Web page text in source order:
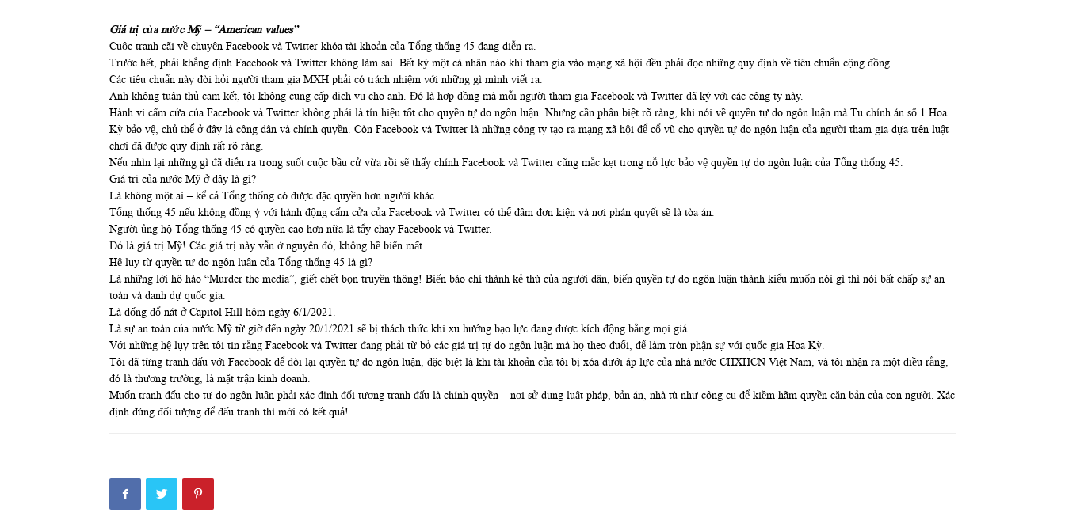
Giá trị của nước Mỹ – “American values”
Cuộc tranh cãi về chuyện Facebook và Twitter khóa tài khoản của Tổng thống 45 đang diễn ra.
Trước hết, phải khẳng định Facebook và Twitter không làm sai. Bất kỳ một cá nhân nào khi tham gia vào mạng xã hội đều phải đọc những quy định về tiêu chuẩn cộng đồng.
Các tiêu chuẩn này đòi hỏi người tham gia MXH phải có trách nhiệm với những gì mình viết ra.
Anh không tuân thủ cam kết, tôi không cung cấp dịch vụ cho anh. Đó là hợp đồng mà mỗi người tham gia Facebook và Twitter đã ký với các công ty này.
Hành vi cấm cửa của Facebook và Twitter không phải là tín hiệu tốt cho quyền tự do ngôn luận. Nhưng cần phân biệt rõ ràng, khi nói về quyền tự do ngôn luận mà Tu chính án số 1 Hoa
Kỳ bảo vệ, chủ thể ở đây là công dân và chính quyền. Còn Facebook và Twitter là những công ty tạo ra mạng xã hội để cổ vũ cho quyền tự do ngôn luận của người tham gia dựa trên luật
chơi đã được quy định rất rõ ràng.
Nếu nhìn lại những gì đã diễn ra trong suốt cuộc bầu cử vừa rồi sẽ thấy chính Facebook và Twitter cũng mắc kẹt trong nỗ lực bảo vệ quyền tự do ngôn luận của Tổng thống 45.
Giá trị của nước Mỹ ở đây là gì?
Là không một ai – kể cả Tổng thống có được đặc quyền hơn người khác.
Tổng thống 45 nếu không đồng ý với hành động cấm cửa của Facebook và Twitter có thể đâm đơn kiện và nơi phán quyết sẽ là tòa án.
Người ủng hộ Tổng thống 45 có quyền cao hơn nữa là tẩy chay Facebook và Twitter.
Đó là giá trị Mỹ! Các giá trị này vẫn ở nguyên đó, không hề biến mất.
Hệ lụy từ quyền tự do ngôn luận của Tổng thống 45 là gì?
Là những lời hô hào “Murder the media”, giết chết bọn truyền thông! Biến báo chí thành kẻ thù của người dân, biến quyền tự do ngôn luận thành kiểu muốn nói gì thì nói bất chấp sự an
toàn và danh dự quốc gia.
Là đống đổ nát ở Capitol Hill hôm ngày 6/1/2021.
Là sự an toàn của nước Mỹ từ giờ đến ngày 20/1/2021 sẽ bị thách thức khi xu hướng bạo lực đang được kích động bằng mọi giá.
Với những hệ lụy trên tôi tin rằng Facebook và Twitter đang phải từ bỏ các giá trị tự do ngôn luận mà họ theo đuổi, để làm tròn phận sự với quốc gia Hoa Kỳ.
Tôi đã từng tranh đấu với Facebook để đòi lại quyền tự do ngôn luận, đặc biệt là khi tài khoản của tôi bị xóa dưới áp lực của nhà nước CHXHCN Việt Nam, và tôi nhận ra một điều rằng,
đó là thương trường, là mặt trận kinh doanh.
Muốn tranh đấu cho tự do ngôn luận phải xác định đối tượng tranh đấu là chính quyền – nơi sử dụng luật pháp, bản án, nhà tù như công cụ để kiềm hãm quyền căn bản của con người. Xác
định đúng đối tượng để đấu tranh thì mới có kết quả!